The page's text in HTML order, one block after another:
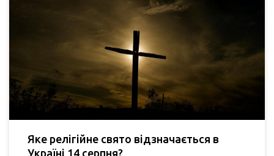
Яке релігійне свято відзначається в
Україні 14 серпня?